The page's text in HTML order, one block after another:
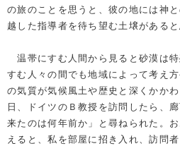
の旅のことを思うと、彼の地には神
越した指導者を待ち望む土壌があると
温帯にすむ人間から見ると砂漠は
すむ人々の間でも地域によって考え
の気質が気候風土や歴史と深くかか
日、ドイツのＢ教授を訪問したら、
来たのは何年前か」と尋ねられた。
えると、私を部屋に招き入れ、訪問